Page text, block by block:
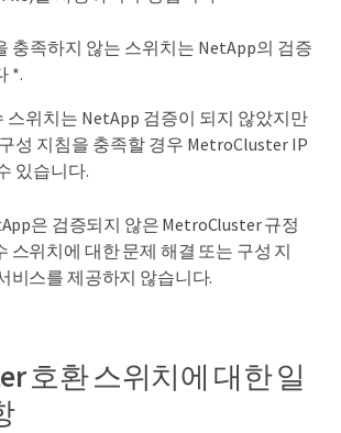
충족하지 않는 스위치는 NetApp의 검증
*.
스위치는 NetApp 검증이 되지 않았지만
성 지침을 충족할 경우 MetroCluster IP
있습니다.
은 검증되지 않은 MetroCluster 규정
스위치에 대한 문제 해결 또는 구성 지
비스를 제공하지 않습니다.
호환 스위치에 대한 일